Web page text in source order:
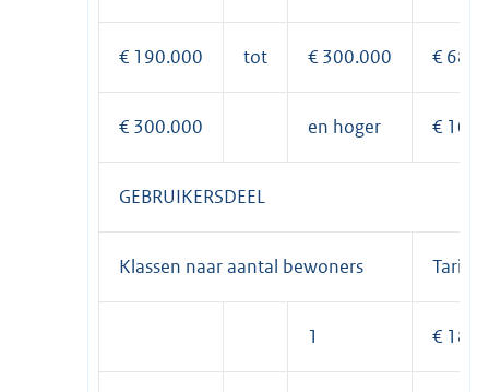
€ 190.000 tot € 300.000 €
€ 300.000 en hoger €
GEBRUIKERSDEEL
Klassen naar aantal bewoners Tarief
1 €